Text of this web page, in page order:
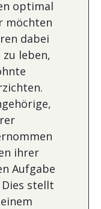
optimal
möchten
dabei
leben,
ihrer
Aufgabe
stellt